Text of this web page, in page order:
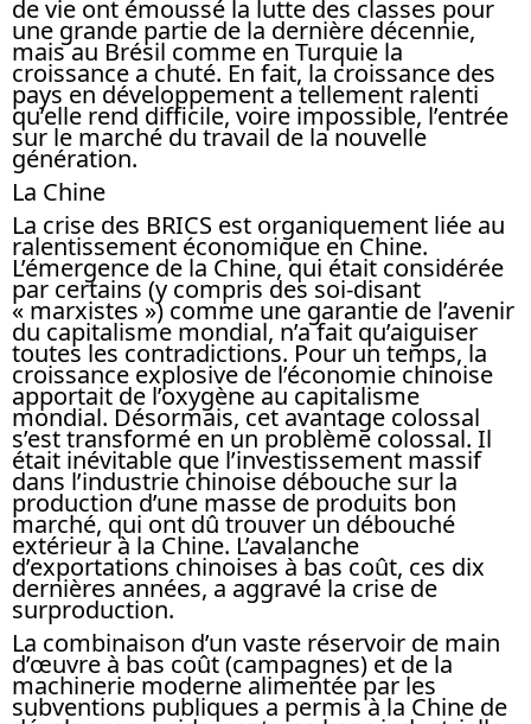
de vie ont émoussé la lutte des classes pour
une grande partie de la dernière décennie,
mais au Brésil comme en Turquie la
croissance a chuté. En fait, la croissance des
pays en développement a tellement ralenti
qu’elle rend difficile, voire impossible, l’entrée
sur le marché du travail de la nouvelle
génération.
La Chine
La crise des BRICS est organiquement liée au
ralentissement économique en Chine.
L’émergence de la Chine, qui était considérée
par certains (y compris des soi-disant
« marxistes ») comme une garantie de l’avenir
du capitalisme mondial, n’a fait qu’aiguiser
toutes les contradictions. Pour un temps, la
croissance explosive de l’économie chinoise
apportait de l’oxygène au capitalisme
mondial. Désormais, cet avantage colossal
s’est transformé en un problème colossal. Il
était inévitable que l’investissement massif
dans l’industrie chinoise débouche sur la
production d’une masse de produits bon
marché, qui ont dû trouver un débouché
extérieur à la Chine. L’avalanche
d’exportations chinoises à bas coût, ces dix
dernières années, a aggravé la crise de
surproduction.
La combinaison d’un vaste réservoir de main
d’œuvre à bas coût (campagnes) et de la
machinerie moderne alimentée par les
subventions publiques a permis à la Chine de